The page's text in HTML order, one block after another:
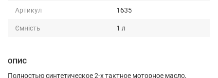
Артикул
1635
Ємність
1 л
ОПИС
Полностью синтетическое 2-х тактное моторное масло,